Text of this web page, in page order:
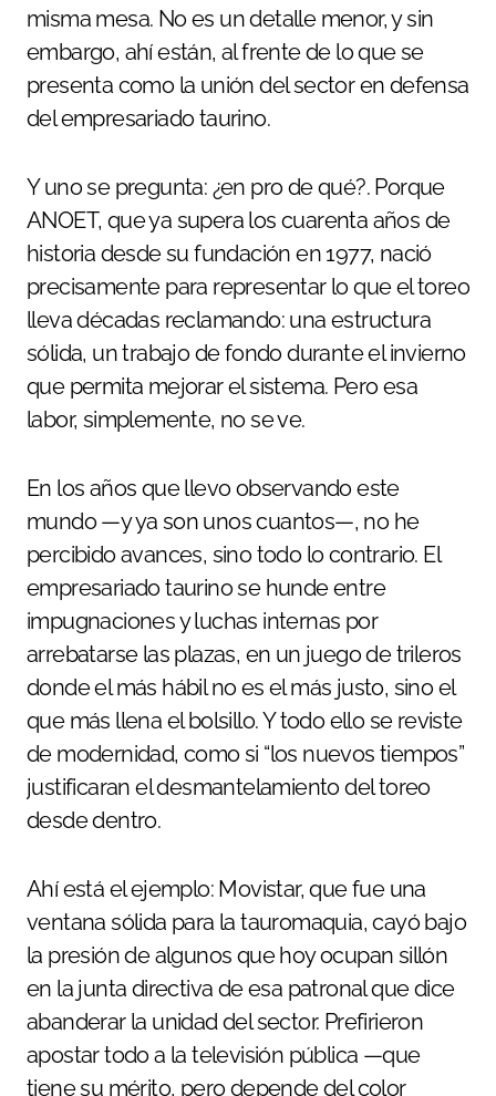
misma mesa. No es un detalle menor, y sin
embargo, ahí están, al frente de lo que se
presenta como la unión del sector en defensa
del empresariado taurino.
Y uno se pregunta: ¿en pro de qué?. Porque
ANOET, que ya supera los cuarenta años de
historia desde su fundación en 1977, nació
precisamente para representar lo que el toreo
lleva décadas reclamando: una estructura
sólida, un trabajo de fondo durante el invierno
que permita mejorar el sistema. Pero esa
labor, simplemente, no se ve.
En los años que llevo observando este
mundo —y ya son unos cuantos—, no he
percibido avances, sino todo lo contrario. El
empresariado taurino se hunde entre
impugnaciones y luchas internas por
arrebatarse las plazas, en un juego de trileros
donde el más hábil no es el más justo, sino el
que más llena el bolsillo. Y todo ello se reviste
de modernidad, como si “los nuevos tiempos”
justificaran el desmantelamiento del toreo
desde dentro.
Ahí está el ejemplo: Movistar, que fue una
ventana sólida para la tauromaquia, cayó bajo
la presión de algunos que hoy ocupan sillón
en la junta directiva de esa patronal que dice
abanderar la unidad del sector. Prefirieron
apostar todo a la televisión pública —que
tiene su mérito, pero depende del color